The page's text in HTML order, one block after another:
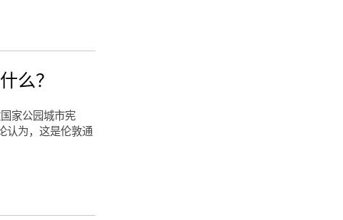
么？
家公园城市宪
认为，这是伦敦通